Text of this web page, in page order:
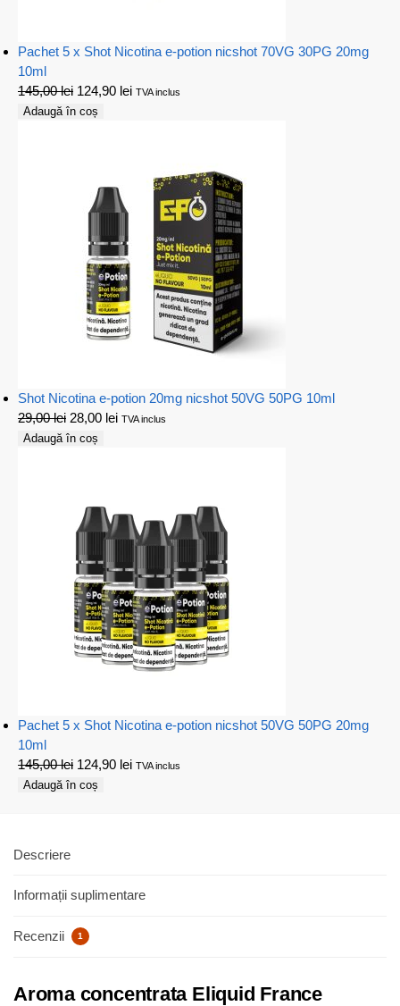
Pachet 5 x Shot Nicotina e-potion nicshot 70VG 30PG 20mg
10ml
145,00lei 124,90 lei TVA inclus
Adaugă în coș
Shot Nicotina e-potion 20mg nicshot 50VG 50PG 10ml
29,00lei 28,00 lei TVA inclus
Adaugă în coș
Pachet 5 x Shot Nicotina e-potion nicshot 50VG 50PG 20mg
10ml
145,00lei 124,90 lei TVA inclus
Adaugă în coș
Descriere
Informații suplimentare
Recenzii 1
Aroma concentrata Eliquid France